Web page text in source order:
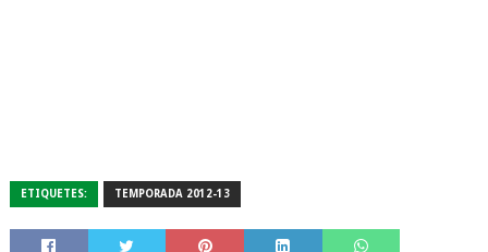
ETIQUETES: TEMPORADA 2012-13